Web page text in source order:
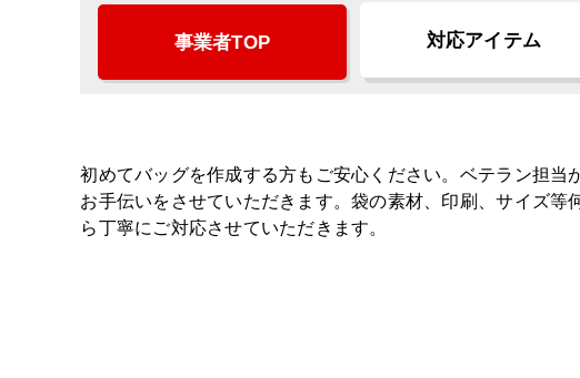
事業者TOP 対応アイテム
初めてバッグを作成する方もご安心ください。ベテラン担当
お手伝いをさせていただきます。袋の素材、印刷、サイズ等
ら丁寧にご対応させていただきます。